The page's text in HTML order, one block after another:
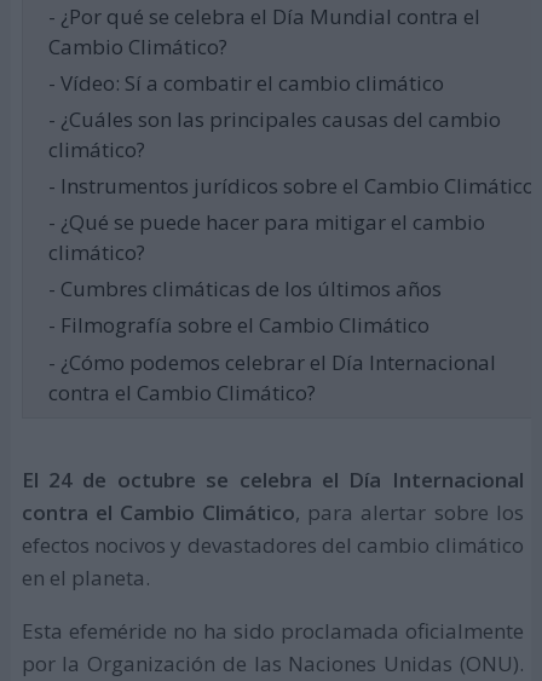
- ¿Por qué se celebra el Día Mundial contra el
Cambio Climático?
- Vídeo: Sí a combatir el cambio climático
- ¿Cuáles son las principales causas del cambio
climático?
- Instrumentos jurídicos sobre el Cambio Climático
- ¿Qué se puede hacer para mitigar el cambio
climático?
- Cumbres climáticas de los últimos años
- Filmografía sobre el Cambio Climático
- ¿Cómo podemos celebrar el Día Internacional
contra el Cambio Climático?
El 24 de octubre se celebra el Día Internacional
contra el Cambio Climático, para alertar sobre los
efectos nocivos y devastadores del cambio climático
en el planeta.
Esta efeméride no ha sido proclamada oficialmente
por la Organización de las Naciones Unidas (ONU).